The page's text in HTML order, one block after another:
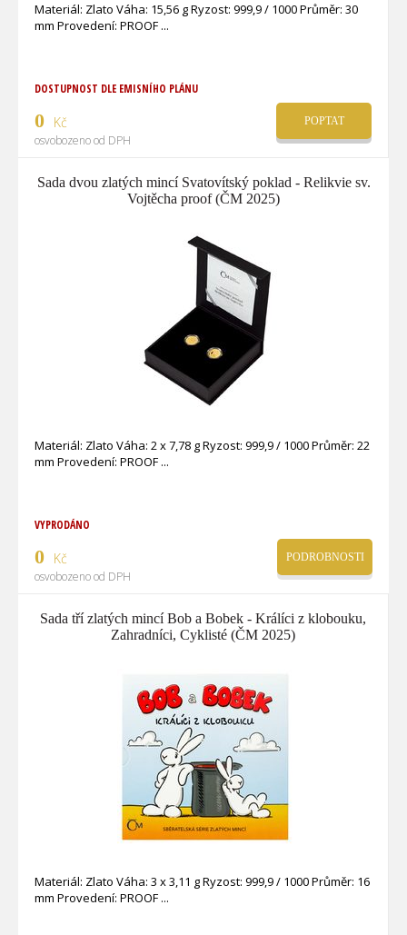
Materiál: Zlato Váha: 15,56 g Ryzost: 999,9 / 1000 Průměr: 30
mm Provedení: PROOF
DOSTUPNOST DLE EMISNÍHO PLÁNU
0 Kč
osvobozeno od DPH
POPTAT
Sada dvou zlatých mincí Svatovítský poklad - Relikvie sv.
Vojtěcha proof (ČM 2025)
Materiál: Zlato Váha: 2 x 7,78 g Ryzost: 999,9 / 1000 Průměr: 22
mm Provedení: PROOF
VYPRODÁNO
0 Kč
osvobozeno od DPH
PODROBNOSTI
Sada tří zlatých mincí Bob a Bobek - Králíci z klobouku,
Zahradníci, Cyklisté (ČM 2025)
Materiál: Zlato Váha: 3 x 3,11 g Ryzost: 999,9 / 1000 Průměr: 16
mm Provedení: PROOF